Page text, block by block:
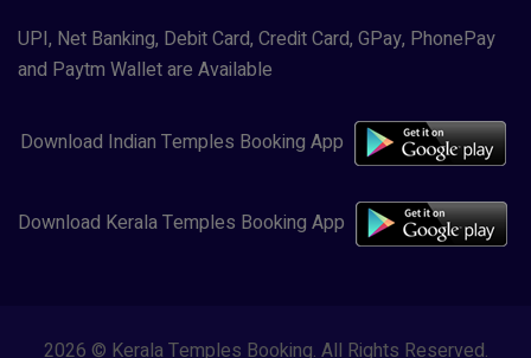
UPI, Net Banking, Debit Card, Credit Card, GPay, PhonePay
and Paytm Wallet are Available
Download Indian Temples Booking App
Download Kerala Temples Booking App
2026 © Kerala Temples Booking. All Rights Reserved.